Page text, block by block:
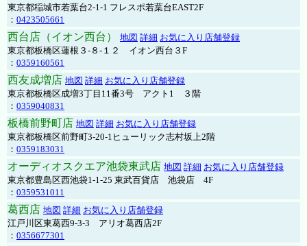
東京都稲城市若葉台2-1-1 フレスポ若葉台EAST2F
： 0423505661
西台店（イオン西台） 地図 詳細 お気に入り店舗登録
東京都板橋区蓮根３-８-１２ イオン西台３F
： 0359160561
西友成増店 地図 詳細 お気に入り店舗登録
東京都板橋区成増3丁目11番3号 アクト1 ３階
： 0359040831
板橋前野町店 地図 詳細 お気に入り店舗登録
東京都板橋区前野町3-20-1ヒューリック志村坂上2階
： 0359183031
オーディオスクエア池袋東武店 地図 詳細 お気に入り店舗登録
東京都豊島区西池袋1-1-25 東武百貨店 池袋店 4F
： 0359531011
葛西店 地図 詳細 お気に入り店舗登録
江戸川区東葛西9-3-3 アリオ葛西店2F
： 0356677301